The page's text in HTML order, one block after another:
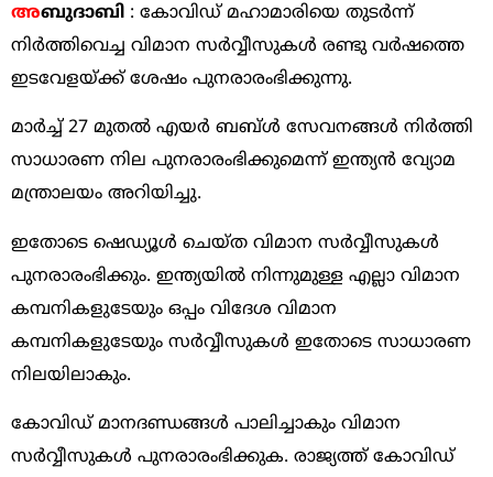
അബുദാബി : കോവിഡ് മഹാമാരിയെ തുടര്‍ന്ന്
നിര്‍ത്തിവെച്ച വിമാന സര്‍വ്വീസുകള്‍ രണ്ടു വര്‍ഷത്തെ
ഇടവേളയ്ക്ക് ശേഷം പുനരാരംഭിക്കുന്നു.
മാര്‍ച്ച് 27 മുതല്‍ എയര്‍ ബബ്ള്‍ സേവനങ്ങള്‍ നിര്‍ത്തി
സാധാരണ നില പുനരാരംഭിക്കുമെന്ന് ഇന്ത്യന്‍ വ്യോമ
മന്ത്രാലയം അറിയിച്ചു.
ഇതോടെ ഷെഡ്യൂള്‍ ചെയ്ത വിമാന സര്‍വ്വീസുകള്‍
പുനരാരംഭിക്കും. ഇന്ത്യയില്‍ നിന്നുമുള്ള എല്ലാ വിമാന
കമ്പനികളുടേയും ഒപ്പം വിദേശ വിമാന
കമ്പനികളുടേയും സര്‍വ്വീസുകള്‍ ഇതോടെ സാധാരണ
നിലയിലാകും.
കോവിഡ് മാനദണ്ഡങ്ങള്‍ പാലിച്ചാകും വിമാന
സര്‍വ്വീസുകള്‍ പുനരാരംഭിക്കുക. രാജ്യത്ത് കോവിഡ്